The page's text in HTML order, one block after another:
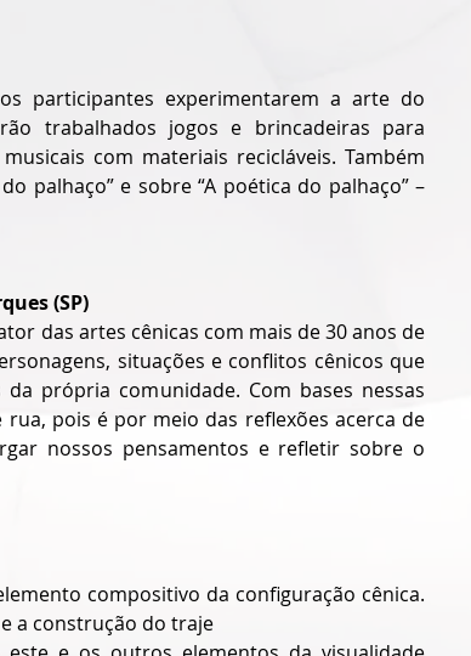
participantes experimentarem a arte do
trabalhados jogos e brincadeiras para
com materiais recicláveis. Também
palhaço” e sobre “A poética do palhaço” –
(SP)
das artes cênicas com mais de 30 anos de
situações e conflitos cênicos que
própria comunidade. Com bases nessas
pois é por meio das reflexões acerca de
nossos pensamentos e refletir sobre o
compositivo da configuração cênica.
a construção do traje